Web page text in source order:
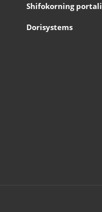
Shifokorning portali
Dorisystems